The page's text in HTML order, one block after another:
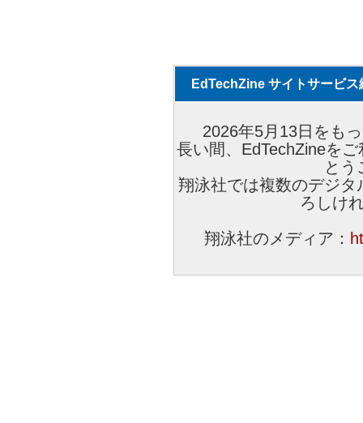
EdTechZine サイトサービス
2026年5月13日をも
長い間、EdTechZineを
とう
翔泳社では複数のデジ
ろしけ
翔泳社のメディア：